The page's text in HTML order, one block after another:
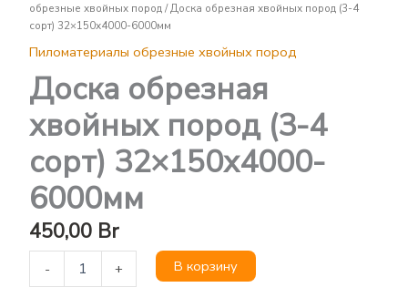
обрезные хвойных пород/ Доска обрезная хвойных пород (3-4
сорт) 32×150х4000-6000мм
Пиломатериалы обрезные хвойных пород
Доска обрезная
хвойных пород (3-4
сорт) 32×150х4000-
6000мм
450,00 Br
- + В корзину